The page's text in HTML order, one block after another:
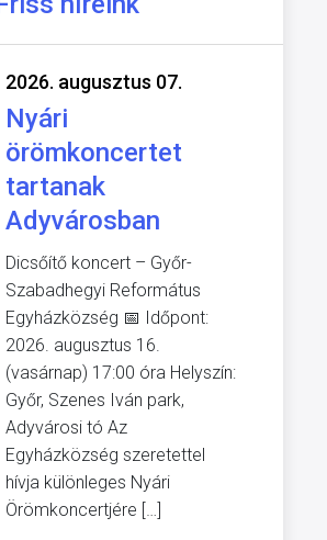
2026. augusztus 07.
Nyári
örömkoncertet
tartanak
Adyvárosban
Dicsőítő koncert – Győr-
Szabadhegyi Református
Egyházközség 📅 Időpont:
2026. augusztus 16.
(vasárnap) 17:00 óra Helyszín:
Győr, Szenes Iván park,
Adyvárosi tó Az
Egyházközség szeretettel
hívja különleges Nyári
Örömkoncertjére […]